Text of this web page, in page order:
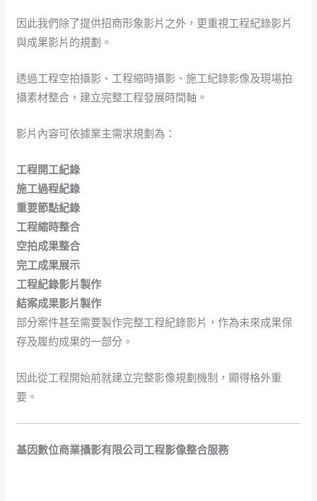
因此我們除了提供招商形象影片之外，更重視工程紀錄影片
與成果影片的規劃。
透過工程空拍攝影、工程縮時攝影、施工紀錄影像及現場拍
攝素材整合，建立完整工程發展時間軸。
影片內容可依據業主需求規劃為：
工程開工紀錄
施工過程紀錄
重要節點紀錄
工程縮時整合
空拍成果整合
完工成果展示
工程紀錄影片製作
結案成果影片製作
部分案件甚至需要製作完整工程紀錄影片，作為未來成果保
存及履約成果的一部分。
因此從工程開始前就建立完整影像規劃機制，顯得格外重
要。
基因數位商業攝影有限公司工程影像整合服務